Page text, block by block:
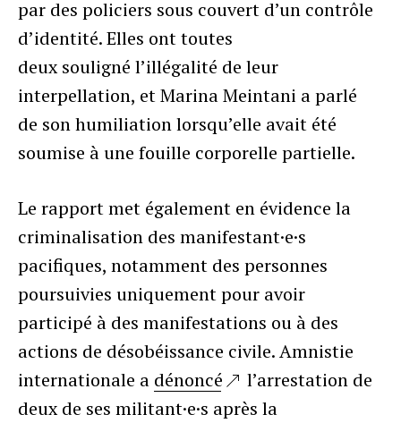
par des policiers sous couvert d’un contrôle
d’identité. Elles ont toutes
deux souligné l’illégalité de leur
interpellation, et Marina Meintani a parlé
de son humiliation lorsqu’elle avait été
soumise à une fouille corporelle partielle.
Le rapport met également en évidence la
criminalisation des manifestant·e·s
pacifiques, notamment des personnes
poursuivies uniquement pour avoir
participé à des manifestations ou à des
actions de désobéissance civile. Amnistie
internationale a dénoncé
l’arrestation de
deux de ses militant·e·s après la